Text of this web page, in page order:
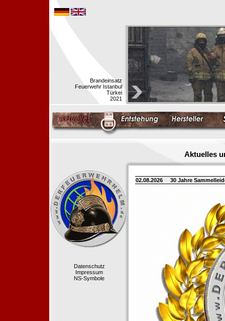
Brandeinsatz
Feuerwehr Istanbul
Türkei
2021
Aktuelles
Datenschutz
Impressum
NS-Symbole
02.08.2026 30 Jahre